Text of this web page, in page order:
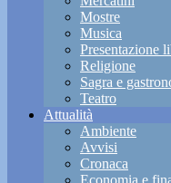
Mostre
Musica
Presentazione
Religione
Sagra e
Teatro
Attualità
Ambiente
Avvisi
Cronaca
Economia e